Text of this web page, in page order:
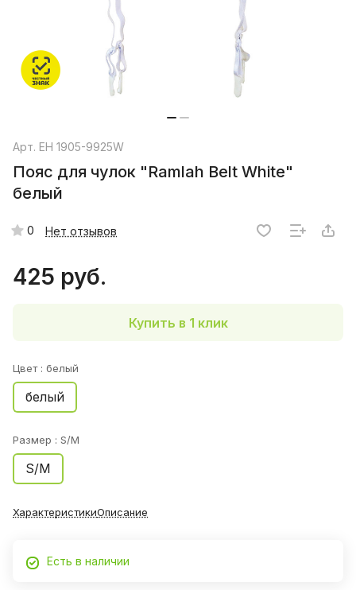
Арт. EH 1905-9925W
Пояс для чулок "Ramlah Belt White"
белый
0 Нет отзывов
425 руб.
Купить в 1 клик
Цвет : белый
белый
Размер : S/M
S/M
ХарактеристикиОписание
Есть в наличии